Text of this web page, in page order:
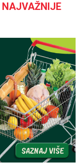
NAJVAŽNIJE